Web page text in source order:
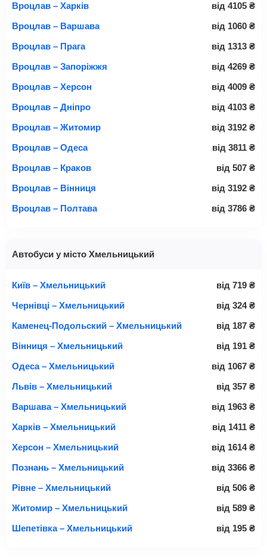
Вроцлав – Харків
від 4105 ₴
Вроцлав – Варшава
від 1060 ₴
Вроцлав – Прага
від 1313 ₴
Вроцлав – Запоріжжя
від 4269 ₴
Вроцлав – Херсон
від 4009 ₴
Вроцлав – Дніпро
від 4103 ₴
Вроцлав – Житомир
від 3192 ₴
Вроцлав – Одеса
від 3811 ₴
Вроцлав – Краков
від 507 ₴
Вроцлав – Вінниця
від 3192 ₴
Вроцлав – Полтава
від 3786 ₴
Автобуси у місто Хмельницький
Київ – Хмельницький від 719 ₴
Чернівці – Хмельницький
від 324 ₴
Каменец-Подольский – Хмельницький
від 187 ₴
Вінниця – Хмельницький
від 191 ₴
Одеса – Хмельницький
від 1067 ₴
Львів – Хмельницький
від 357 ₴
Варшава – Хмельницький
від 1963 ₴
Харків – Хмельницький
від 1411 ₴
Херсон – Хмельницький
від 1614 ₴
Познань – Хмельницький
від 3366 ₴
Рівне – Хмельницький
від 506 ₴
Житомир – Хмельницький
від 589 ₴
Шепетівка – Хмельницький
від 195 ₴